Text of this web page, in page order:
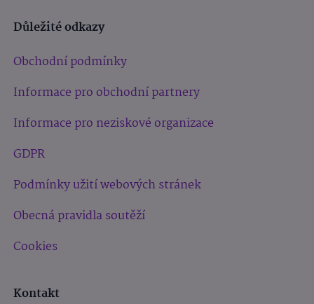
Důležité odkazy
Obchodní podmínky
Informace pro obchodní partnery
Informace pro neziskové organizace
GDPR
Podmínky užití webových stránek
Obecná pravidla soutěží
Cookies
Kontakt